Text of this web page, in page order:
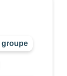
groupe